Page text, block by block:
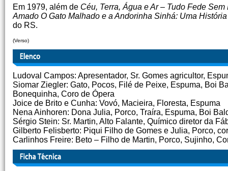
Em 1979, além de Céu, Terra, Água e Ar – Tudo Fede Sem
Amado O Gato Malhado e a Andorinha Sinhá: Uma
do RS.
(Verso)
Ludoval Campos: Apresentador, Sr. Gomes agricultor,
Siomar Ziegler: Gato, Pocos, Filé de Peixe, Espuma, Boi
Bonequinha, Coro de Ópera
Joice de Brito e Cunha: Vovó, Macieira, Floresta, Espuma
Nena Ainhoren: Dona Julia, Porco, Traíra, Espuma, Boi
Sérgio Stein: Sr. Martin, Alto Falante, Químico diretor da
Gilberto Felisberto: Piqui Filho de Gomes e Julia, Porco,
Carlinhos Freire: Beto – Filho de Martin, Porco, Sujinho,